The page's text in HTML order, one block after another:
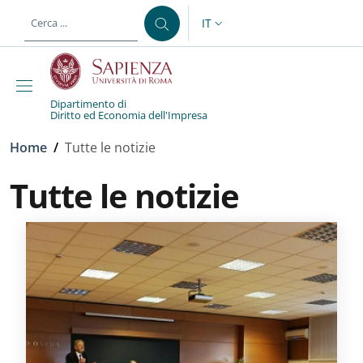
al contenuto principale
SELETTORE LINGUA:
IT
Dipartimento di
Diritto ed Economia dell'Impresa
Briciole di pane
Home / Tutte le notizie
Tutte le notizie